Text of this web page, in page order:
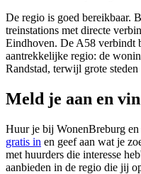
De regio is goed bereikbaar.
treinstations met directe
Eindhoven. De A58 verbindt
aantrekkelijke regio: de
Randstad, terwijl grote
Meld je aan en
Huur je bij WonenBreburg
gratis in en geef aan wat je
met huurders die interesse
aanbieden in de regio die jij